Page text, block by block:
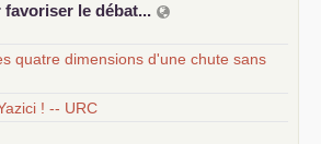
le débat...
quatre dimensions d'une chute sans
! -- URC